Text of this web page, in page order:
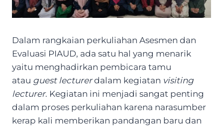
Dalam rangkaian perkuliahan Asesmen dan
Evaluasi PIAUD, ada satu hal yang menarik
yaitu menghadirkan pembicara tamu
atau guest lecturerdalam kegiatan visiting
lecturer. Kegiatan ini menjadi sangat penting
dalam proses perkuliahan karena narasumber
kerap kali memberikan pandangan baru dan